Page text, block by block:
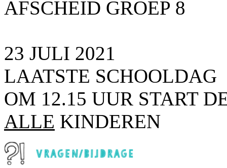
AFSCHEID GROEP 8
23 JULI 2021
LAATSTE SCHOOLDAG
OM 12.15 UUR START
ALLE KINDEREN